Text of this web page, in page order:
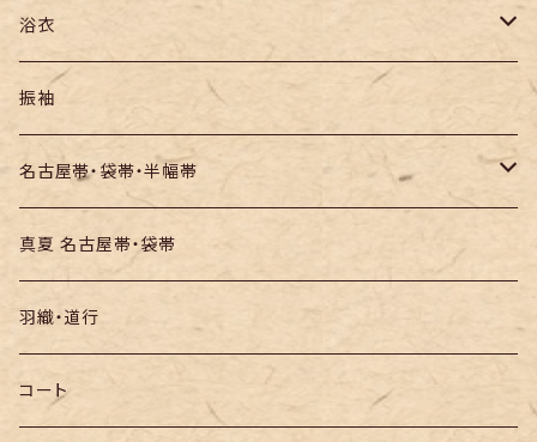
紬
訪問着・付下
お召し
浴衣
セオα・ポリ
木綿・綿麻
絞りの浴衣
振袖
名古屋帯・袋帯・半幅帯
名古屋帯
袋帯
半幅帯
真夏 名古屋帯・袋帯
羽織・道行
コート